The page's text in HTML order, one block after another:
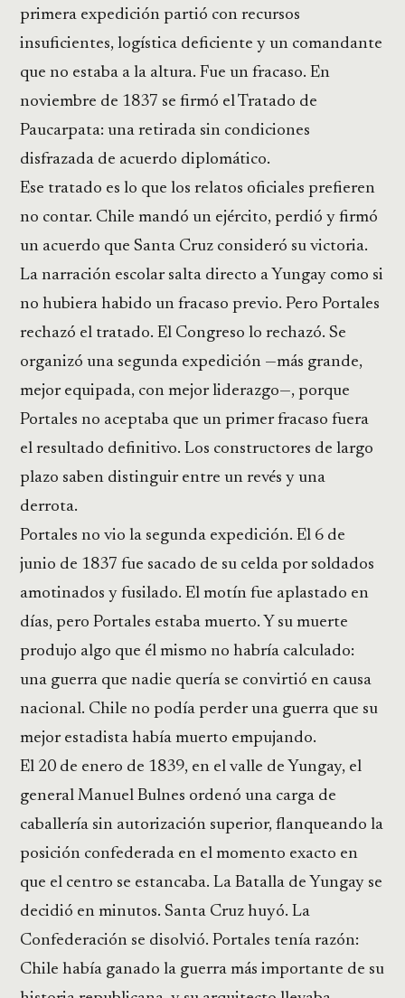
primera expedición partió con recursos
insuficientes, logística deficiente y un comandante
que no estaba a la altura. Fue un fracaso. En
noviembre de 1837 se firmó el Tratado de
Paucarpata: una retirada sin condiciones
disfrazada de acuerdo diplomático.
Ese tratado es lo que los relatos oficiales prefieren
no contar. Chile mandó un ejército, perdió y firmó
un acuerdo que Santa Cruz consideró su victoria.
La narración escolar salta directo a Yungay como si
no hubiera habido un fracaso previo. Pero Portales
rechazó el tratado. El Congreso lo rechazó. Se
organizó una segunda expedición —más grande,
mejor equipada, con mejor liderazgo—, porque
Portales no aceptaba que un primer fracaso fuera
el resultado definitivo. Los constructores de largo
plazo saben distinguir entre un revés y una
derrota.
Portales no vio la segunda expedición. El 6 de
junio de 1837 fue sacado de su celda por soldados
amotinados y fusilado. El motín fue aplastado en
días, pero Portales estaba muerto. Y su muerte
produjo algo que él mismo no habría calculado:
una guerra que nadie quería se convirtió en causa
nacional. Chile no podía perder una guerra que su
mejor estadista había muerto empujando.
El 20 de enero de 1839, en el valle de Yungay, el
general Manuel Bulnes ordenó una carga de
caballería sin autorización superior, flanqueando la
posición confederada en el momento exacto en
que el centro se estancaba. La Batalla de Yungay se
decidió en minutos. Santa Cruz huyó. La
Confederación se disolvió. Portales tenía razón:
Chile había ganado la guerra más importante de su